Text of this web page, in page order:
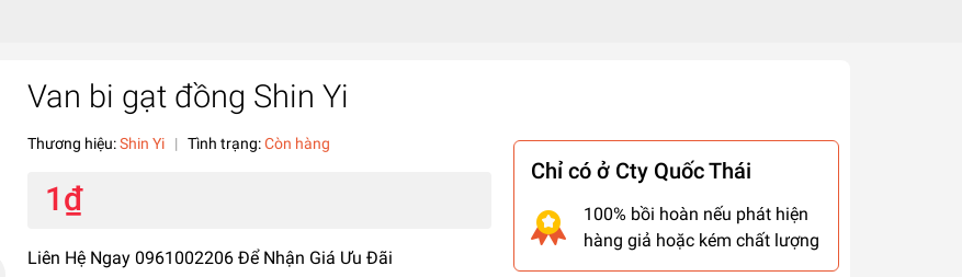
Van bi gạt đồng Shin Yi
Thương hiệu:Shin Yi | Tình trạng:Còn hàng
1₫
Liên Hệ Ngay 0961002206 Để Nhận Giá Ưu Đãi
Chỉ có ở Cty Quốc Thái
100% bồi hoàn nếu phát hiện
hàng giả hoặc kém chất lượng